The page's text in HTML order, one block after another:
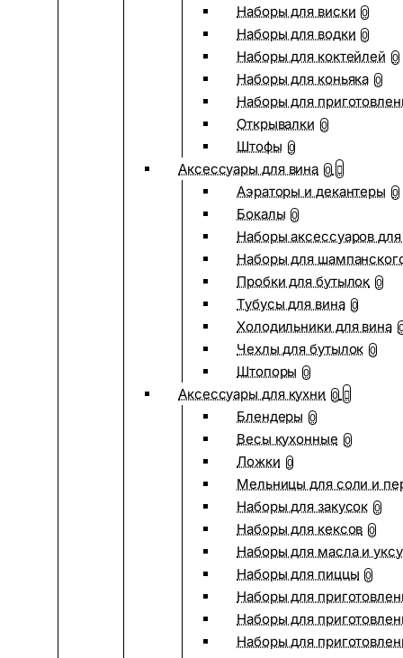
Наборы для виски 0
Наборы для водки 0
Наборы для коктейлей 0
Наборы для коньяка 0
Наборы для
Открывалки 0
Штофы 0
Аксессуары для вина 0
Аэраторы и декантеры 0
Бокалы 0
Наборы аксессуаров
Наборы для
Пробки для бутылок 0
Тубусы для вина 0
Холодильники для вина
Чехлы для бутылок 0
Штопоры 0
Аксессуары для кухни 0
Блендеры 0
Весы кухонные 0
Ложки 0
Мельницы для соли и
Наборы для закусок 0
Наборы для кексов 0
Наборы для масла и
Наборы для пиццы 0
Наборы для
Наборы для
Наборы для